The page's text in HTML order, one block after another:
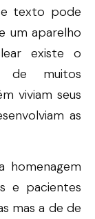
texto pode
um aparelho
existe o
de muitos
viviam seus
as
homenagem
e pacientes
mas a de de